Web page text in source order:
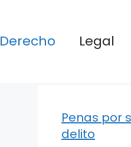
Derecho Legal
Penas por
delito